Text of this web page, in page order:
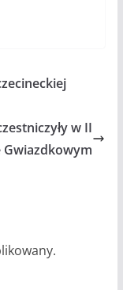
w II
Gwiazdkowym